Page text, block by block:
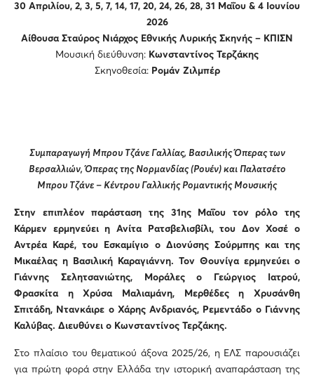
30 Απριλίου, 2, 3, 5, 7, 14, 17, 20, 24, 26, 28, 31 Μαΐου & 4 Ιουνίου
2026
Αίθουσα Σταύρος Νιάρχος Εθνικής Λυρικής Σκηνής – ΚΠΙΣΝ
Μουσική διεύθυνση: Κωνσταντίνος Τερζάκης
Σκηνοθεσία: Ρομάν Ζιλμπέρ
Συμπαραγωγή Μπρου Τζάνε Γαλλίας, Βασιλικής Όπερας των
Βερσαλλιών, Όπερας της Νορμανδίας (Ρουέν) και Παλατσέτο
Μπρου Τζάνε – Κέντρου Γαλλικής Ρομαντικής Μουσικής
Στην επιπλέον παράσταση της 31ης Μαΐου τον ρόλο της
Κάρμεν ερμηνεύει η Ανίτα Ρατσβελισβίλι, του Δον Χοσέ ο
Αντρέα Καρέ, του Εσκαμίγιο ο Διονύσης Σούρμπης και της
Μικαέλας η Βασιλική Καραγιάννη. Τον Θουνίγα ερμηνεύει ο
Γιάννης Σελητσανιώτης, Μοράλες ο Γεώργιος Ιατρού,
Φρασκίτα η Χρύσα Μαλιαμάνη, Μερθέδες η Χρυσάνθη
Σπιτάδη, Ντανκάιρε ο Χάρης Ανδριανός, Ρεμεντάδο ο Γιάννης
Καλύβας. Διευθύνει ο Κωνσταντίνος Τερζάκης.
Στο πλαίσιο του θεματικού άξονα 2025/26, η ΕΛΣ παρουσιάζει
για πρώτη φορά στην Ελλάδα την ιστορική αναπαράσταση της